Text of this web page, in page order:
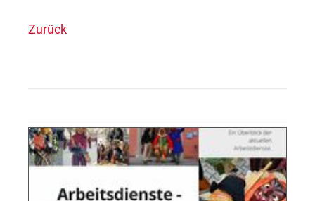
Zurück